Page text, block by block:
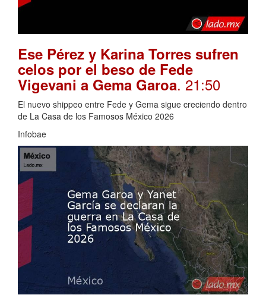
Ese Pérez y Karina Torres sufren
celos por el beso de Fede
Vigevani a Gema Garoa. 21:50
El nuevo shippeo entre Fede y Gema sigue creciendo dentro
de La Casa de los Famosos México 2026
Infobae